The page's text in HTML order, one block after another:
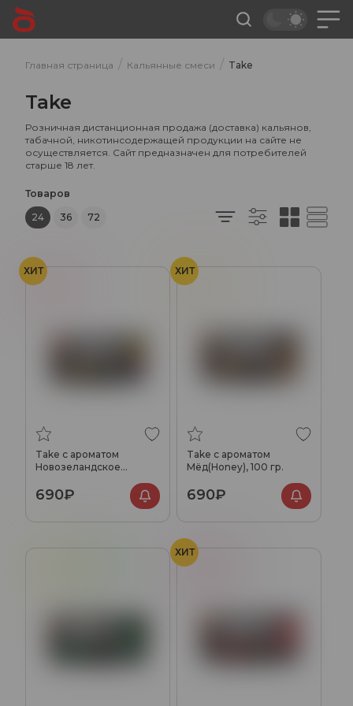
Главная страница / Кальянные смеси / Take
Take
Розничная дистанционная продажа (доставка) кальянов,
табачной, никотинсодержащей продукции на сайте не
осуществляется. Сайт предназначен для потребителей
старше 18 лет.
Товаров
24
36 72
ХИТ
Вино
Take с ароматом
Новозеландское
100 гр.
690₽
ХИТ
Мёд
Take с ароматом
Мёд(Honey), 100 гр.
690₽
ХИТ